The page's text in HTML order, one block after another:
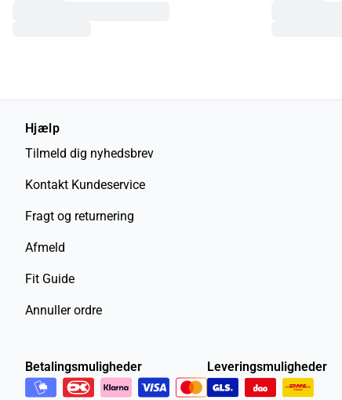
Hjælp
Tilmeld dig nyhedsbrev
Kontakt Kundeservice
Fragt og returnering
Afmeld
Fit Guide
Annuller ordre
Betalingsmuligheder Leveringsmuligheder